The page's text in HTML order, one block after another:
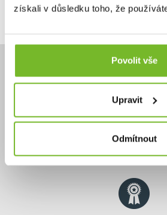
získali v důsledku toho, že
Povolit vše
Upravit
Odmítnout
Potřebujete
eshop@moris.cz